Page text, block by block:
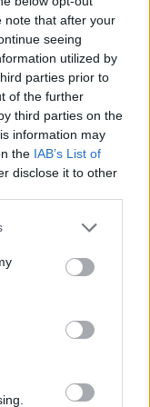
note that after your
seeing
utilized by
parties prior to
of the further
third parties on the
information may
the IAB’s List of
disclose it to other
υποστήριξε ότι το
στη Google για την
μεγάλο,
να
τεθούν πλήρως
περί δίκαιης
δεν αποκλείει